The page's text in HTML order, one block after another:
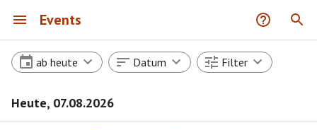
Events
ab heute Datum Filter
Heute, 07.08.2026